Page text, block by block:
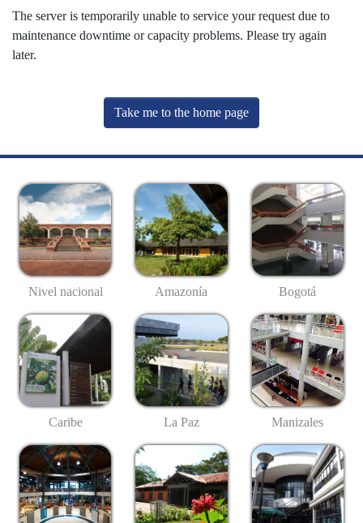
The server is temporarily unable to service your request due to
maintenance downtime or capacity problems. Please try again
later.
Take me to the home page
Nivel nacional Amazonía Bogotá
Caribe La Paz Manizales